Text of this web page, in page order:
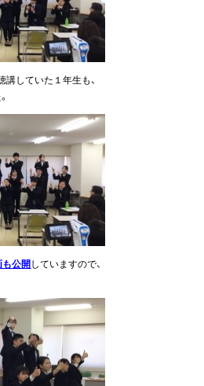
講していた１年生も、
公開していますので、